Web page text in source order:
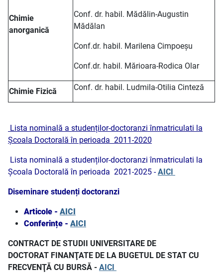
Chimie
anorganică
Conf. dr. habil. Mădălin-Augustin
Mădălan
Conf.dr. habil. Marilena Cimpoeșu
Conf.dr. habil. Mărioara-Rodica Olar
Chimie Fizică Conf. dr. habil. Ludmila-Otilia Cinteză
Lista nominală a studenților-doctoranzi înmatriculati la
Școala Doctorală în perioada 2011-2020
Lista nominală a studenților-doctoranzi înmatriculati la
Școala Doctorală în perioada 2021-2025 -AICI
Diseminare studenți doctoranzi
Articole - AICI
Conferințe - AICI
CONTRACT DE STUDII UNIVERSITARE DE
DOCTORAT FINANŢATE DE LA BUGETUL DE STAT CU
FRECVENŢĂ CU BURSĂ - AICI